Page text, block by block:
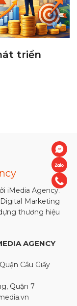
triển
iMedia Agency.
Marketing
thương hiệu
AGENCY
Cầu Giấy
Quận 7